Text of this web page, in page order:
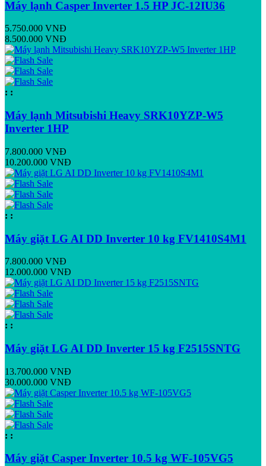
Máy lạnh Casper Inverter 1.5 HP JC-12IU36
5.750.000 VNĐ
8.500.000 VNĐ
: :
Máy lạnh Mitsubishi Heavy SRK10YZP-W5
Inverter 1HP
7.800.000 VNĐ
10.200.000 VNĐ
: :
Máy giặt LG AI DD Inverter 10 kg FV1410S4M1
7.800.000 VNĐ
12.000.000 VNĐ
: :
Máy giặt LG AI DD Inverter 15 kg F2515SNTG
13.700.000 VNĐ
30.000.000 VNĐ
: :
Máy giặt Casper Inverter 10.5 kg WF-105VG5